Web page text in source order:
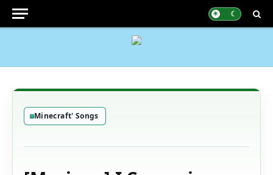
Minecraft' Songs